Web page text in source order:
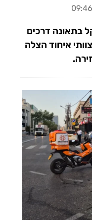
09:46
קל בתאונה דרכים
איחוד הצלה